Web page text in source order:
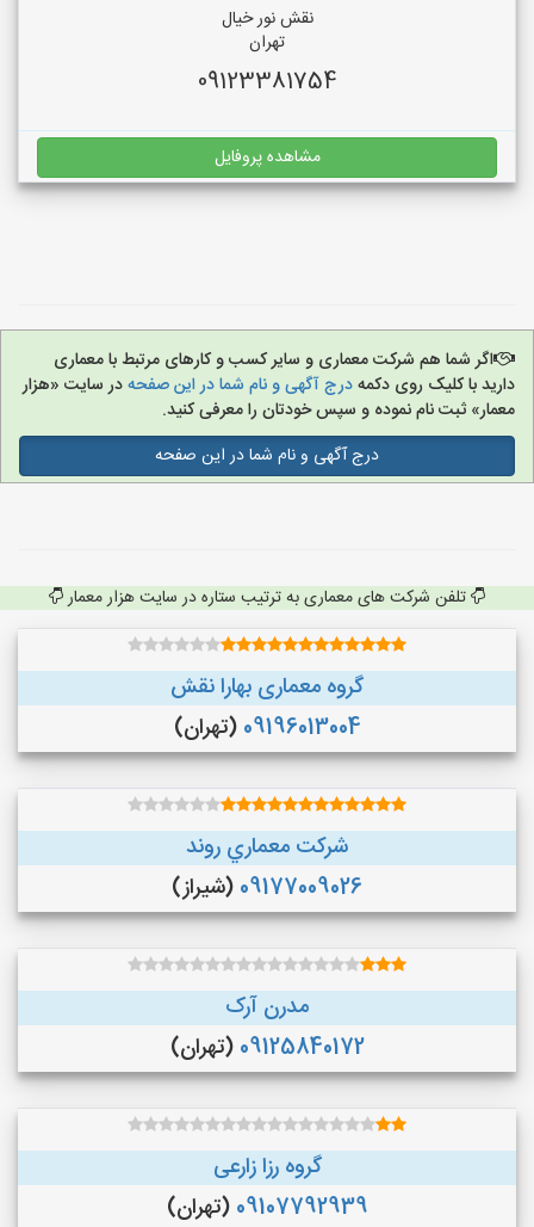
نقش نور خیال
تهران
09123381754
مشاهده پروفایل
اگر شما هم شرکت معماری و سایر کسب و کارهای مرتبط با معماری
دارید با کلیک روی دکمهدرج آگهی و نام شما در این صفحهدر سایت «هزار
معمار» ثبت نام نموده و سپس خودتان را معرفی کنید.
درج آگهی و نام شما در این صفحه
تلفن شرکت های معماری به ترتیب ستاره در سایت هزار معمار
گروه معماری بهارا نقش
09196013004 (تهران)
شركت معماري روند
09177009026 (شیراز)
مدرن آرک
09125840172 (تهران)
گروه رزا زارعی
09107792939 (تهران)